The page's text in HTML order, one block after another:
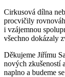
Cirkusová dílna
procvičily
i vzájemnou
všechno dokázaly
Děkujeme Jiřímu
nových zkušeností
naplno a budeme